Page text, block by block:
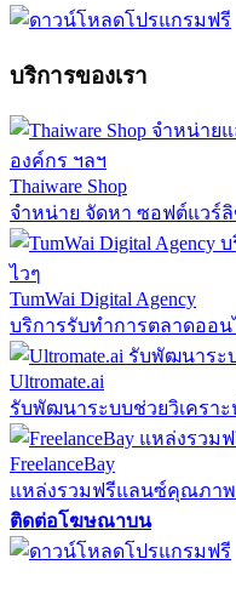
บริการของเรา
Thaiware Shop
จำหน่าย จัดหา ซอฟต์แวร์
TumWai Digital Agency
บริการรับทำการตลาดออน
Ultromate.ai
รับพัฒนาระบบช่วยวิเครา
FreelanceBay
แหล่งรวมฟรีแลนซ์คุณภาพ
ติดต่อโฆษณาบน